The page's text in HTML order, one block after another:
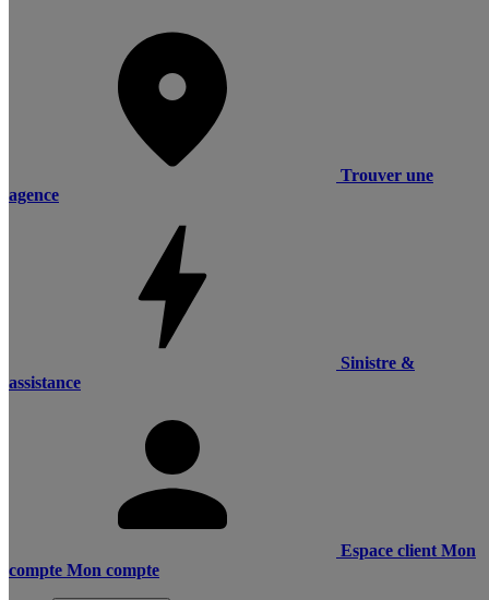
Trouver une
agence
Sinistre &
assistance
Espace client Mon
compte Mon compte